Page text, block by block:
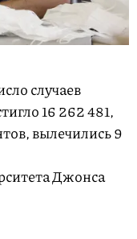
случаев
16 262 481,
вылечились 9
Джонса